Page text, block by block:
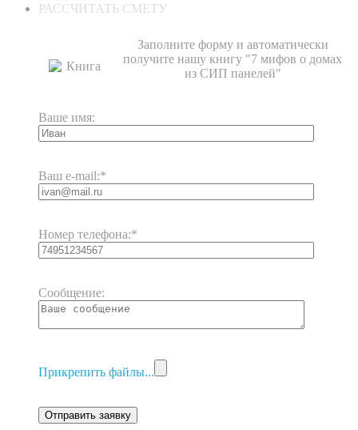
РАССЧИТАТЬ СМЕТУ
Заполните форму и автоматически
получите нашу книгу "7 мифов о домах
из СИП панелей"
Ваше имя:
Ваш e-mail:*
Номер телефона:*
Сообщение:
Прикрепить файлы...